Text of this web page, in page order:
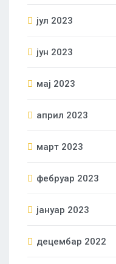
јул 2023
јун 2023
мај 2023
април 2023
март 2023
фебруар 2023
јануар 2023
децембар 2022